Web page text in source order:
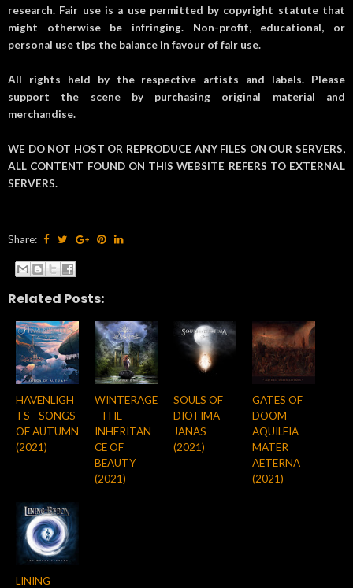
research. Fair use is a use permitted by copyright statute that
might otherwise be infringing. Non-profit, educational, or
personal use tips the balance in favour of fair use.
All rights held by the respective artists and labels. Please
support the scene by purchasing original material and
merchandise.
WE DO NOT HOST OR REPRODUCE ANY FILES ON OUR SERVERS,
ALL CONTENT FOUND ON THIS WEBSITE REFERS TO EXTERNAL
SERVERS.
Share:
Related Posts:
HAVENLIGH
TS - SONGS
OF AUTUMN
(2021)
WINTERAGE
- THE
INHERITAN
CE OF
BEAUTY
(2021)
SOULS OF
DIOTIMA -
JANAS
(2021)
GATES OF
DOOM -
AQUILEIA
MATER
AETERNA
(2021)
LINING